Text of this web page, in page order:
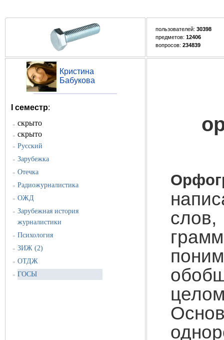
пользователей: 30398
предметов: 12406
вопросов: 234839
Кристина
Бабукова
I семестр:
» скрыто
» скрыто
» Русский
» Зарубежка
» Отечка
» Радиожурналистика
» ОЖД
» Зарубежная история
журналистики
» Психология
» ЗИЖ (2)
» ОТДЖ
» ГОСЫ